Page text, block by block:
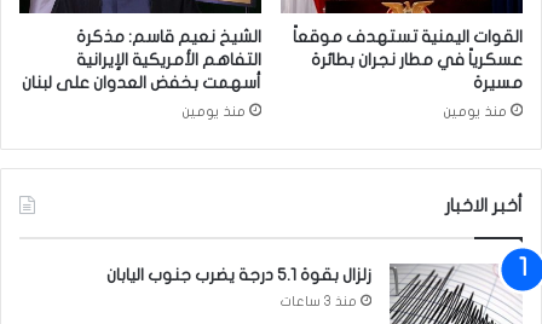
ي
ف
ي
ة
’
ا
ل
غ
ا
ك
م
ا
ل
القوات اليمنية تستهدف موقعاً
عسكرياً في مطار نجران بطائرة
مسيرة
منذ يومين
الشيخ نعيم قاسم: مذكرة
التفاهم الأمريكية الإيرانية
أسهمت بخفض العدوان على لبنان
منذ يومين
أخبر الاخبار
زلزال بقوة 5.1 درجة يضرب جنوب اليابان
منذ 3 ساعات